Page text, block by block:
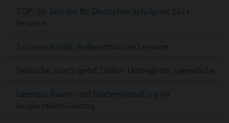
TOP-20-Schulen für Deutschen Schulpreis 2024
benannt
Sachsen-Anhalt: Außerschulische Lernorte
Deutsche Sportjugend: Online-Umfrage für Jugendliche
Lesetipp: Raum- und Flächengestaltung im
kooperativen Ganztag